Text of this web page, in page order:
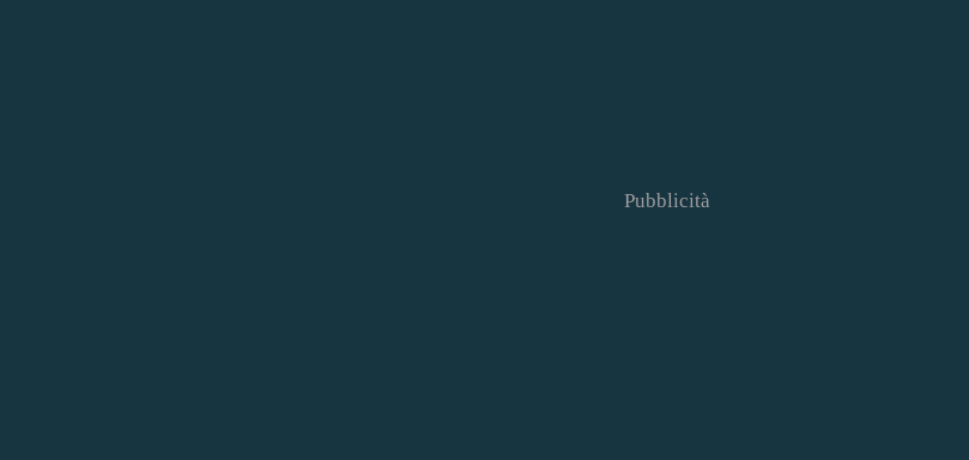
Pubblicità